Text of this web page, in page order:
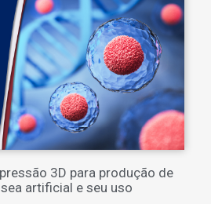
3D para produção de
artificial e seu uso